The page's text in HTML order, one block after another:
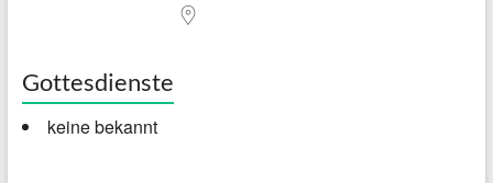
Gottesdienste
keine bekannt